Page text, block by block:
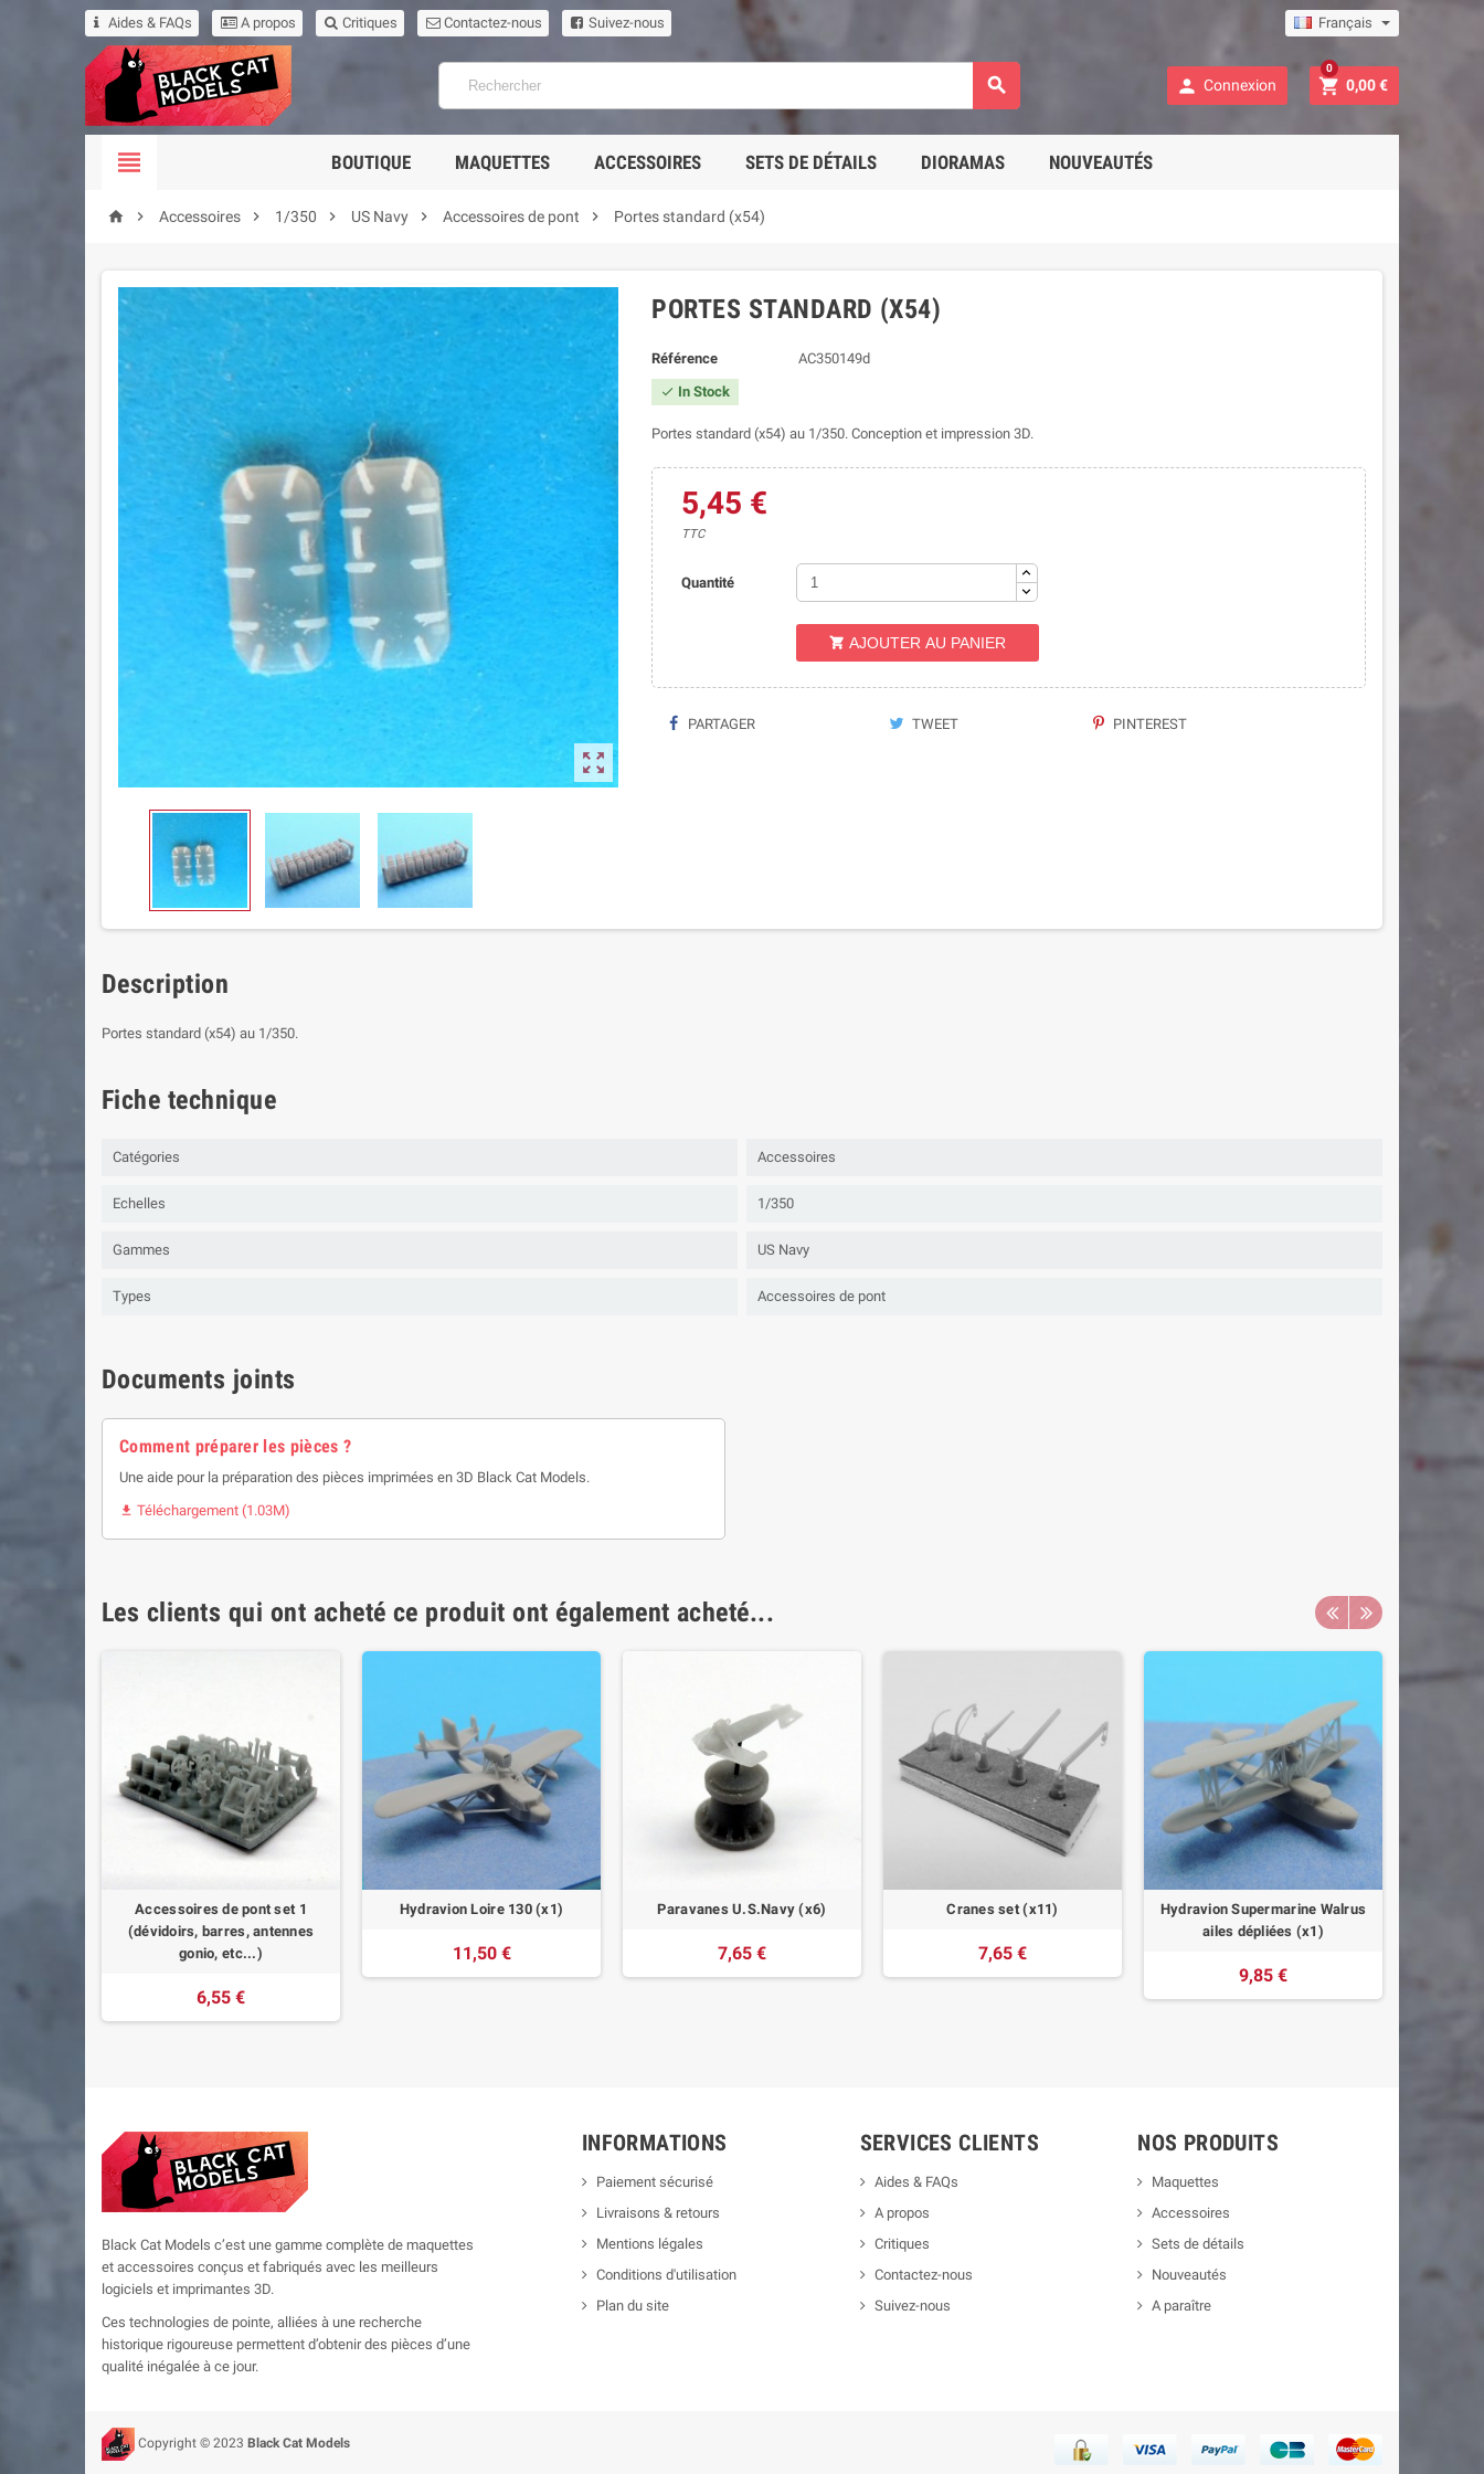
Aides & FAQs A propos Critiques Contactez-nous Suivez-nous Français
  Connexion  0,00 €
0
 BOUTIQUE MAQUETTES ACCESSOIRES SETS DE DÉTAILS DIORAMAS NOUVEAUTÉS
  Accessoires  1/350  US Navy  Accessoires de pont  Portes standard (x54)

PORTES STANDARD (X54)
Référence AC350149d
 In Stock
Portes standard (x54) au 1/350. Conception et impression 3D.
5,45 €
TTC
Quantité
 AJOUTER AU PANIER
PARTAGER TWEET PINTEREST
Description
Portes standard (x54) au 1/350.
Fiche technique
Catégories Accessoires
Echelles 1/350
Gammes US Navy
Types Accessoires de pont
Documents joints
Comment préparer les pièces ?
Une aide pour la préparation des pièces imprimées en 3D Black Cat Models.
 Téléchargement (1.03M)
Les clients qui ont acheté ce produit ont également acheté...
Accessoires de pont set 1
(dévidoirs, barres, antennes
gonio, etc...)
6,55 €
Hydravion Loire 130 (x1)
11,50 €
Paravanes U.S.Navy (x6)
7,65 €
Cranes set (x11)
7,65 €
Hydravion Supermarine Walrus
ailes dépliées (x1)
9,85 €
Black Cat Models c’est une gamme complète de maquettes
et accessoires conçus et fabriqués avec les meilleurs
logiciels et imprimantes 3D.
Ces technologies de pointe, alliées à une recherche
historique rigoureuse permettent d’obtenir des pièces d’une
qualité inégalée à ce jour.
INFORMATIONS
Paiement sécurisé
Livraisons & retours
Mentions légales
Conditions d'utilisation
Plan du site
SERVICES CLIENTS
Aides & FAQs
A propos
Critiques
Contactez-nous
Suivez-nous
NOS PRODUITS
Maquettes
Accessoires
Sets de détails
Nouveautés
A paraître
Copyright © 2023 Black Cat Models